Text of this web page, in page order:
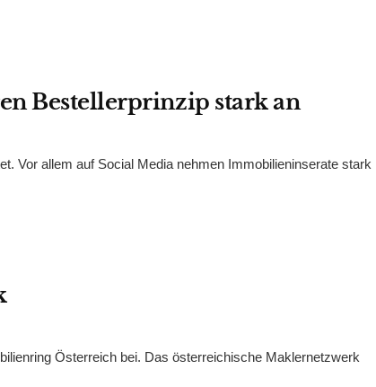
Bestellerprinzip stark an
Vor allem auf Social Media nehmen Immobilieninserate stark
Österreich bei. Das österreichische Maklernetzwerk